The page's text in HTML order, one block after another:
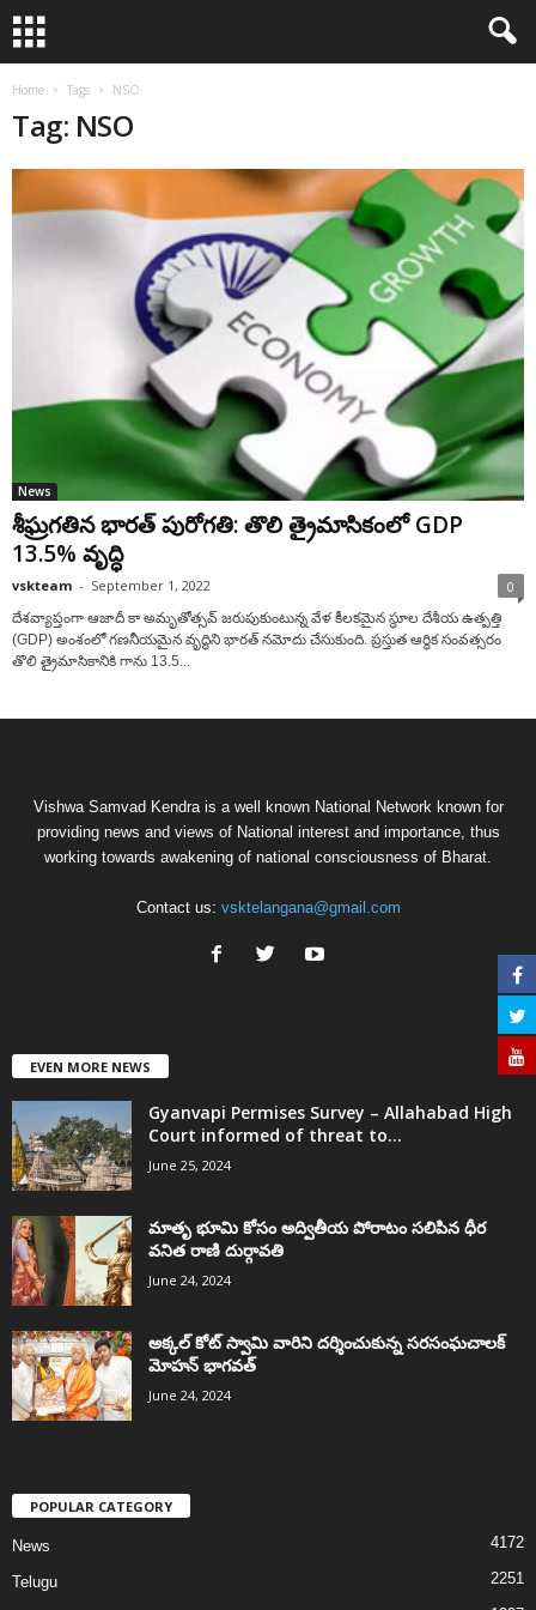
Home Tags NSO
Tag: NSO
News
శీఘ్రగతిన భారత్ పురోగతి: తొలి త్రైమాసికంలో GDP
13.5% వృద్ధి
vskteam - September 1, 2022 0
దేశవ్యాప్తంగా ఆజాదీ కా అమృతోత్సవ్ జరుపుకుంటున్న వేళ కీలకమైన స్థూల దేశీయ ఉత్పత్తి
(GDP) అంశంలో గణనీయమైన వృద్ధిని భారత్ నమోదు చేసుకుంది. ప్రస్తుత ఆర్థిక సంవత్సరం
తొలి త్రైమాసికానికి గాను 13.5...
Vishwa Samvad Kendra is a well known National Network known for
providing news and views of National interest and importance, thus
working towards awakening of national consciousness of Bharat.
Contact us: vsktelangana@gmail.com
EVEN MORE NEWS
Gyanvapi Permises Survey – Allahabad High
Court informed of threat to...
June 25, 2024
మాతృ భూమి కోసం అద్వితీయ పోరాటం సలిపిన ధీర
వనిత రాణి దుర్గావతి
June 24, 2024
అక్కల్‌ కోట్‌ స్వామి వారిని దర్శించుకున్న సరసంఘచాలక్
మోహన్ భాగవత్
June 24, 2024
POPULAR CATEGORY
News 4172
Telugu 2251